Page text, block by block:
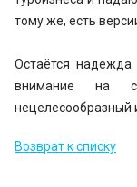
тому же, есть
Остаётся надежда
внимание на
нецелесообразный
Возврат к списку